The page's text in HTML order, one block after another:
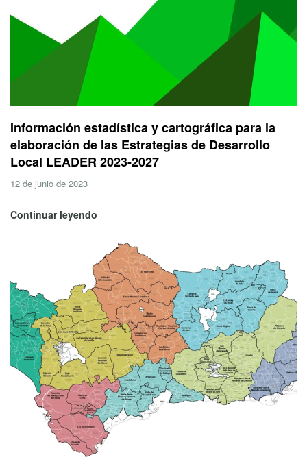
Información estadística y cartográfica para la
elaboración de las Estrategias de Desarrollo
Local LEADER 2023-2027
12 de junio de 2023
Continuar leyendo